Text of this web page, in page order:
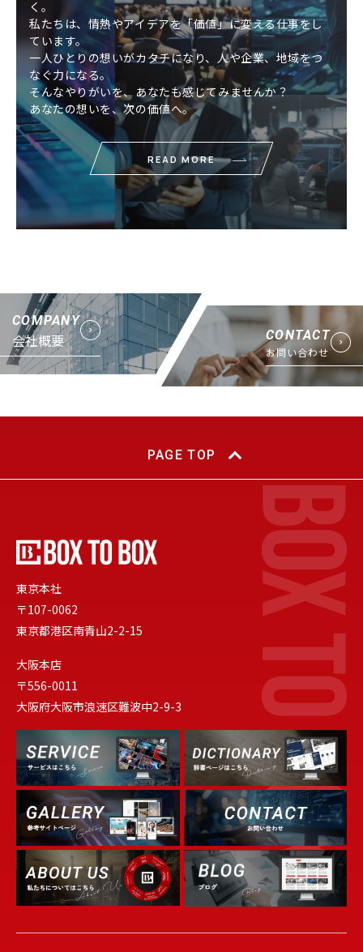
く。
私たちは、情熱やアイデアを「価値」に変える仕事をし
ています。
一人ひとりの想いがカタチになり、人や企業、地域をつ
なぐ力になる。
そんなやりがいを、あなたも感じてみませんか？
あなたの想いを、次の価値へ。
READ MORE
COMPANY
会社概要 CONTACT
お問い合わせ
PAGE TOP
東京本社
〒107-0062
東京都港区南青山2-2-15
大阪本店
〒556-0011
大阪府大阪市浪速区難波中2-9-3
Service Dictionary
Gallery
About Us Blog